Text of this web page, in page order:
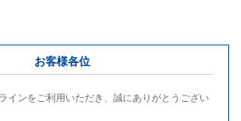
お客様各位
インをご利用いただき、誠にありがとうござい